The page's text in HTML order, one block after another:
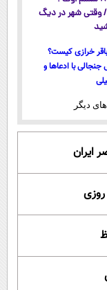
وقتی شهر در دیگ
خرازی کیست؟
جنجالی با ادعاها و
دیگر
ایران